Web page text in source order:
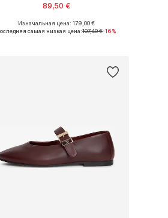
89,50 €
Доступные размеры: 39, 40, 41, 42
Изначальная цена: 179,00 €
самая низкая цена:107,40 €-16%